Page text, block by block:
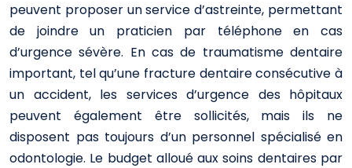
peuvent proposer un service d’astreinte, permettant
de joindre un praticien par téléphone en cas
d’urgence sévère. En cas de traumatisme dentaire
important, tel qu’une fracture dentaire consécutive à
un accident, les services d’urgence des hôpitaux
peuvent également être sollicités, mais ils ne
disposent pas toujours d’un personnel spécialisé en
odontologie. Le budget alloué aux soins dentaires par